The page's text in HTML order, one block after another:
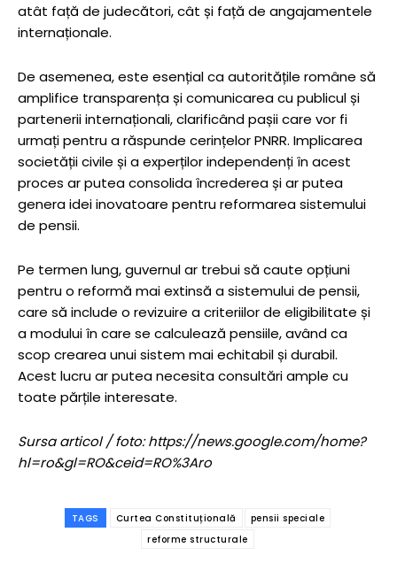
atât față de judecători, cât și față de angajamentele
internaționale.
De asemenea, este esențial ca autoritățile române să
amplifice transparența și comunicarea cu publicul și
partenerii internaționali, clarificând pașii care vor fi
urmați pentru a răspunde cerințelor PNRR. Implicarea
societății civile și a experților independenți în acest
proces ar putea consolida încrederea și ar putea
genera idei inovatoare pentru reformarea sistemului
de pensii.
Pe termen lung, guvernul ar trebui să caute opțiuni
pentru o reformă mai extinsă a sistemului de pensii,
care să include o revizuire a criteriilor de eligibilitate și
a modului în care se calculează pensiile, având ca
scop crearea unui sistem mai echitabil și durabil.
Acest lucru ar putea necesita consultări ample cu
toate părțile interesate.
Sursa articol / foto: https://news.google.com/home?
hl=ro&gl=RO&ceid=RO%3Aro
TAGS Curtea Constituțională
pensii speciale
reforme structurale